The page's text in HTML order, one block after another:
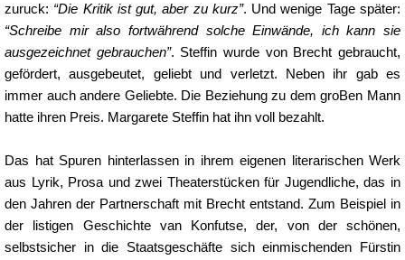
zuruck: “Die Kritik ist gut, aber zu kurz”. Und wenige Tage später:
“Schreibe mir also fortwährend solche Einwände, ich kann sie
ausgezeichnet gebrauchen”. Steffin wurde von Brecht gebraucht,
gefördert, ausgebeutet, geliebt und verletzt. Neben ihr gab es
immer auch andere Geliebte. Die Beziehung zu dem groBen Mann
hatte ihren Preis. Margarete Steffin hat ihn voll bezahlt.
Das hat Spuren hinterlassen in ihrem eigenen literarischen Werk
aus Lyrik, Prosa und zwei Theaterstücken für Jugendliche, das in
den Jahren der Partnerschaft mit Brecht entstand. Zum Beispiel in
der listigen Geschichte van Konfutse, der, von der schönen,
selbstsicher in die Staatsgeschäfte sich einmischenden Fürstin